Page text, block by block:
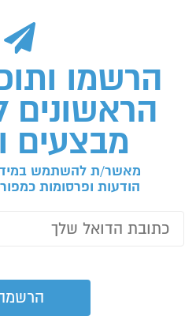
הרשמו
מבצעים
מאשר/ת להשתמש
הודעות ופרסומות